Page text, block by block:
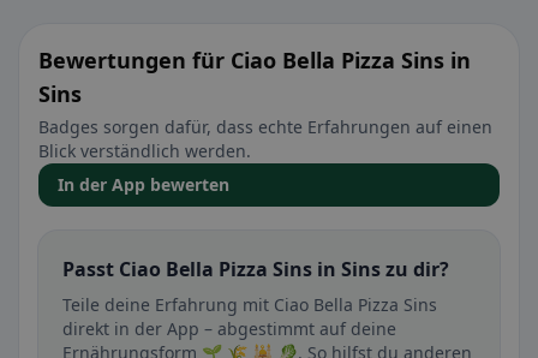
Bewertungen für Ciao Bella Pizza Sins in
Sins
Badges sorgen dafür, dass echte Erfahrungen auf einen
Blick verständlich werden.
In der App bewerten
Passt Ciao Bella Pizza Sins in Sins zu dir?
Teile deine Erfahrung mit Ciao Bella Pizza Sins
direkt in der App – abgestimmt auf deine
Ernährungsform 🌱 🌾 🕌 🥬. So hilfst du anderen